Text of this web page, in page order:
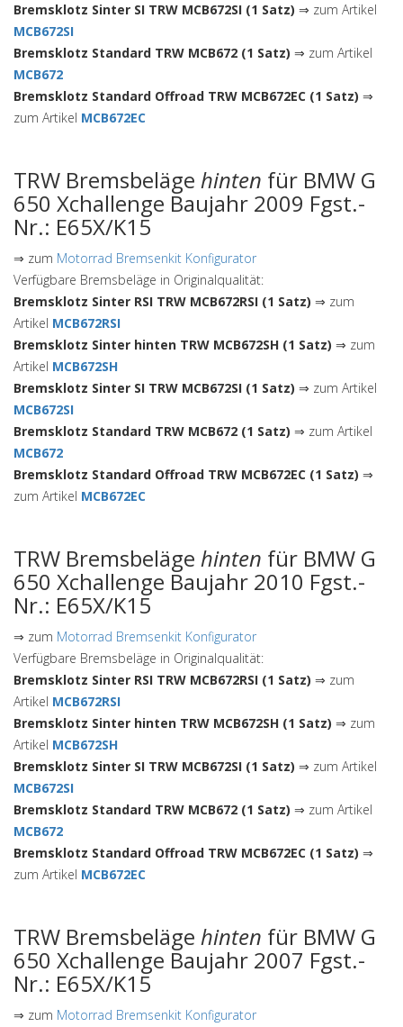
Bremsklotz Sinter SI TRW MCB672SI (1 Satz) ⇒ zum Artikel
MCB672SI
Bremsklotz Standard TRW MCB672 (1 Satz) ⇒ zum Artikel
MCB672
Bremsklotz Standard Offroad TRW MCB672EC (1 Satz) ⇒
zum Artikel MCB672EC
TRW Bremsbeläge hinten für BMW G
650 Xchallenge Baujahr 2009 Fgst.-
Nr.: E65X/K15
⇒ zum Motorrad Bremsenkit Konfigurator
Verfügbare Bremsbeläge in Originalqualität:
Bremsklotz Sinter RSI TRW MCB672RSI (1 Satz) ⇒ zum
Artikel MCB672RSI
Bremsklotz Sinter hinten TRW MCB672SH (1 Satz) ⇒ zum
Artikel MCB672SH
Bremsklotz Sinter SI TRW MCB672SI (1 Satz) ⇒ zum Artikel
MCB672SI
Bremsklotz Standard TRW MCB672 (1 Satz) ⇒ zum Artikel
MCB672
Bremsklotz Standard Offroad TRW MCB672EC (1 Satz) ⇒
zum Artikel MCB672EC
TRW Bremsbeläge hinten für BMW G
650 Xchallenge Baujahr 2010 Fgst.-
Nr.: E65X/K15
⇒ zum Motorrad Bremsenkit Konfigurator
Verfügbare Bremsbeläge in Originalqualität:
Bremsklotz Sinter RSI TRW MCB672RSI (1 Satz) ⇒ zum
Artikel MCB672RSI
Bremsklotz Sinter hinten TRW MCB672SH (1 Satz) ⇒ zum
Artikel MCB672SH
Bremsklotz Sinter SI TRW MCB672SI (1 Satz) ⇒ zum Artikel
MCB672SI
Bremsklotz Standard TRW MCB672 (1 Satz) ⇒ zum Artikel
MCB672
Bremsklotz Standard Offroad TRW MCB672EC (1 Satz) ⇒
zum Artikel MCB672EC
TRW Bremsbeläge hinten für BMW G
650 Xchallenge Baujahr 2007 Fgst.-
Nr.: E65X/K15
⇒ zum Motorrad Bremsenkit Konfigurator